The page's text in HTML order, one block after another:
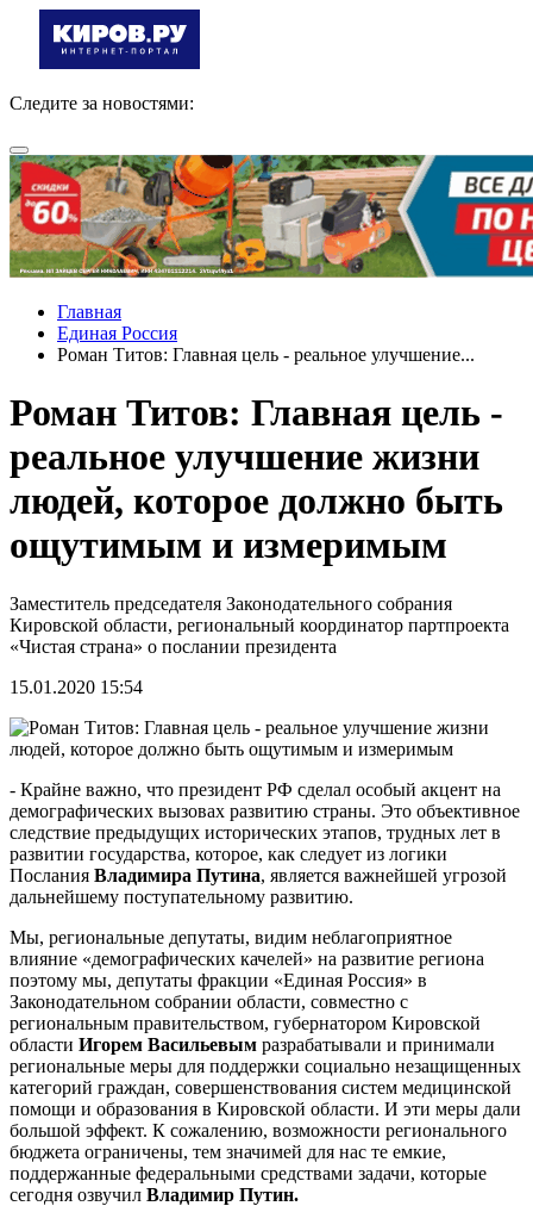
Следите за новостями:
Главная
Единая Россия
Роман Титов: Главная цель - реальное улучшение...
Роман Титов: Главная цель -
реальное улучшение жизни
людей, которое должно быть
ощутимым и измеримым
Заместитель председателя Законодательного собрания
Кировской области, региональный координатор партпроекта
«Чистая страна» о послании президента
15.01.2020 15:54
- Крайне важно, что президент РФ сделал особый акцент на
демографических вызовах развитию страны. Это объективное
следствие предыдущих исторических этапов, трудных лет в
развитии государства, которое, как следует из логики
Послания Владимира Путина, является важнейшей угрозой
дальнейшему поступательному развитию.
Мы, региональные депутаты, видим неблагоприятное
влияние «демографических качелей» на развитие региона
поэтому мы, депутаты фракции «Единая Россия» в
Законодательном собрании области, совместно с
региональным правительством, губернатором Кировской
области Игорем Васильевым разрабатывали и принимали
региональные меры для поддержки социально незащищенных
категорий граждан, совершенствования систем медицинской
помощи и образования в Кировской области. И эти меры дали
большой эффект. К сожалению, возможности регионального
бюджета ограничены, тем значимей для нас те емкие,
поддержанные федеральными средствами задачи, которые
сегодня озвучил Владимир Путин.